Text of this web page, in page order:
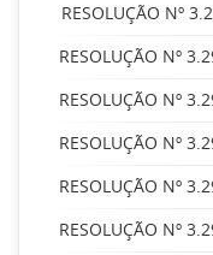
RESOLUÇÃO Nº
RESOLUÇÃO Nº
RESOLUÇÃO Nº
RESOLUÇÃO Nº
RESOLUÇÃO Nº
RESOLUÇÃO Nº